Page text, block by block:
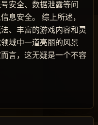
安全、数据泄露等问
息安全。 综上所述，
、丰富的游戏内容和灵
域中一道亮丽的风景
言，这无疑是一个不容